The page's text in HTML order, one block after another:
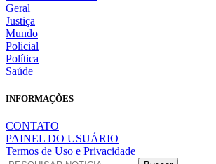
Geral
Justiça
Mundo
Policial
Política
Saúde
INFORMAÇÕES
CONTATO
PAINEL DO USUÁRIO
Termos de Uso e Privacidade